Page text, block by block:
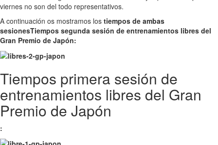
viernes no son del todo representativos.
A continuación os mostramos los tiempos de ambas
sesionesTiempos segunda sesión de entrenamientos libres del
Gran Premio de Japón:
Tiempos primera sesión de
entrenamientos libres del Gran
Premio de Japón
: